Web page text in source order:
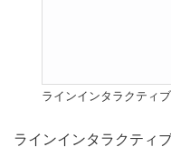
ラインインタラクティ
ラインインタラクティ